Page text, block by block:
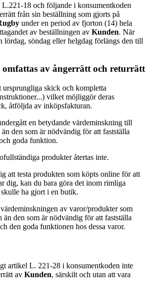
18 och följande i konsumentkoden
från sin beställning som gjorts på
under en period av fjorton (14) hela
av beställningen av Kunden. När
lördag, söndag eller helgdag förlängs den till
av ångerrätt och returrätt
ursprungliga skick och kompletta
vilket möjliggör deras
åtföljda av inköpsfakturan.
en betydande värdeminskning till
den som är nödvändig för att fastställa
goda funktion.
produkter återtas inte.
att testa produkten som köpts online för att
dig, kan du bara göra det inom rimliga
ha gjort i en butik.
av varor/produkter som
den som är nödvändig för att fastställa
den goda funktionen hos dessa varor.
artikel L. 221-28 i konsumentkoden inte
av Kunden, särskilt och utan att vara